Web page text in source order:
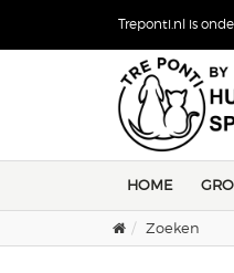
Treponti.nl is
HOME
Zoeken